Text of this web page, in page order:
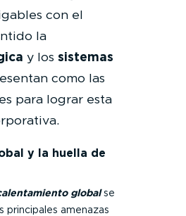
con el
la
y los sistemas
como las
para lograr esta
y la huella de
globalse
principales amenazas